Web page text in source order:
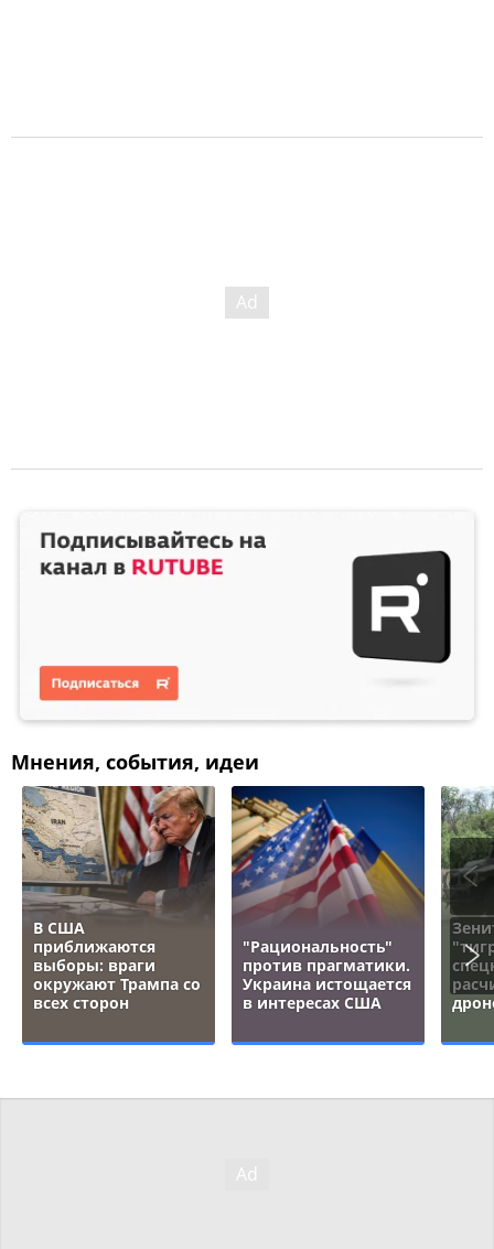
Мнения, события, идеи
В США
приближаются
выборы: враги
окружают Трампа со
всех сторон
"Рациональность"
против прагматики.
Украина истощается
в интересах США